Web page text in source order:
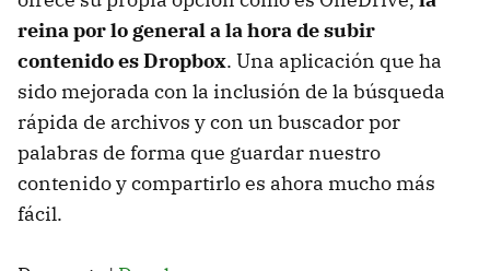
reina por lo general a la hora de subir
contenido es Dropbox. Una aplicación que ha
sido mejorada con la inclusión de la búsqueda
rápida de archivos y con un buscador por
palabras de forma que guardar nuestro
contenido y compartirlo es ahora mucho más
fácil.